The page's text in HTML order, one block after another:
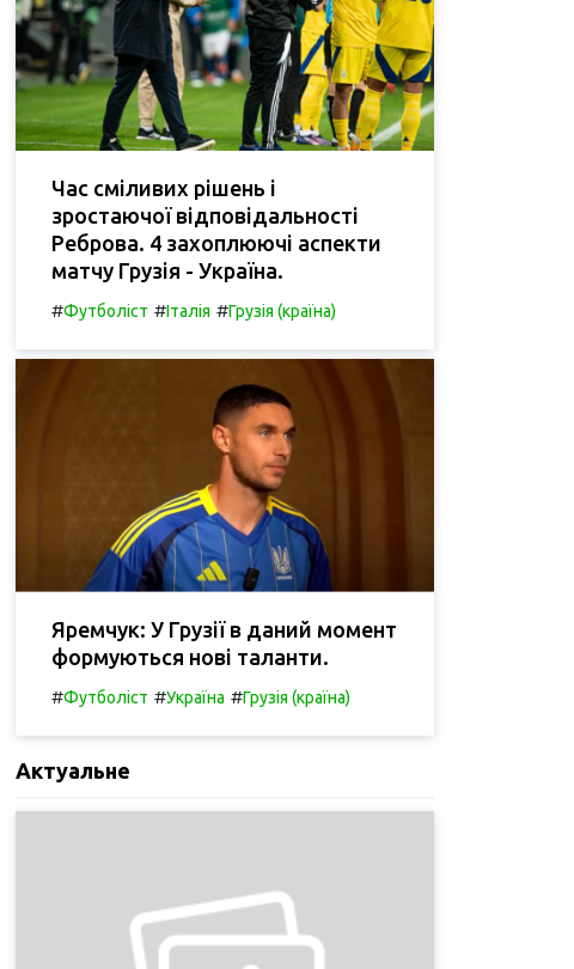
Час сміливих рішень і
зростаючої відповідальності
Реброва. 4 захоплюючі аспекти
матчу Грузія - Україна.
#Футболіст #Італія #Грузія (країна)
Яремчук: У Грузії в даний момент
формуються нові таланти.
#Футболіст #Україна #Грузія (країна)
Актуальне